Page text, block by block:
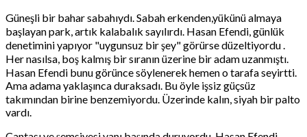
Güneşli bir bahar sabahıydı. Sabah erkenden,yükünü almaya
başlayan park, artık kalabalık sayılırdı. Hasan Efendi, günlük
denetimini yapıyor "uygunsuz bir şey" görürse düzeltiyordu .
Her nasılsa, boş kalmış bir sıranın üzerine bir adam uzanmıştı.
Hasan Efendi bunu görünce söylenerek hemen o tarafa seyirtti.
Ama adama yaklaşınca duraksadı. Bu öyle işsiz güçsüz
takımından birine benzemiyordu. Üzerinde kalın, siyah bir palto
vardı.